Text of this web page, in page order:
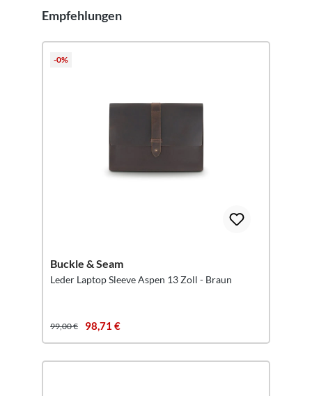
Produktgalerie überspringen
Empfehlungen
-0%
Buckle & Seam
Leder Laptop Sleeve Aspen 13 Zoll - Braun
99,00 € 98,71 €